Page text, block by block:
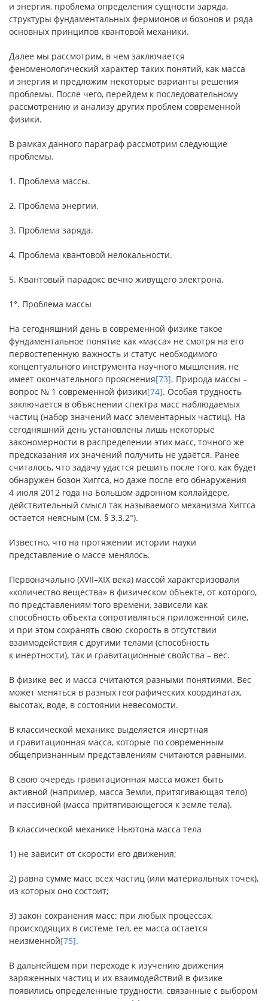
и энергия, проблема определения сущности заряда,
структуры фундаментальных фермионов и бозонов и ряда
основных принципов квантовой механики.
Далее мы рассмотрим, в чем заключается
феноменологический характер таких понятий, как масса
и энергия и предложим некоторые варианты решения
проблемы. После чего, перейдем к последовательному
рассмотрению и анализу других проблем современной
физики.
В рамках данного параграф рассмотрим следующие
проблемы.
1. Проблема массы.
2. Проблема энергии.
3. Проблема заряда.
4. Проблема квантовой нелокальности.
5. Квантовый парадокс вечно живущего электрона.
1°. Проблема массы
На сегодняшний день в современной физике такое
фундаментальное понятие как «масса» не смотря на его
первостепенную важность и статус необходимого
концептуального инструмента научного мышления, не
имеет окончательного прояснения[73]. Природа массы –
вопрос № 1 современной физики[74]. Особая трудность
заключается в объяснении спектра масс наблюдаемых
частиц (набор значений масс элементарных частиц). На
сегодняшний день установлены лишь некоторые
закономерности в распределении этих масс, точного же
предсказания их значений получить не удаётся. Ранее
считалось, что задачу удастся решить после того, как будет
обнаружен бозон Хиггса, но даже после его обнаружения
4 июля 2012 года на Большом адронном коллайдере,
действительный смысл так называемого механизма Хиггса
остается неясным (см. § 3.3.2°).
Известно, что на протяжении истории науки
представление о массе менялось.
Первоначально (XVII–XIX века) массой характеризовали
«количество вещества» в физическом объекте, от которого,
по представлениям того времени, зависели как
способность объекта сопротивляться приложенной силе,
и при этом сохранять свою скорость в отсутствии
взаимодействия с другими телами (способность
к инертности), так и гравитационные свойства – вес.
В физике вес и масса считаются разными понятиями. Вес
может меняться в разных географических координатах,
высотах, воде, в состоянии невесомости.
В классической механике выделяется инертная
и гравитационная масса, которые по современным
общепризнанным представлениям считаются равными.
В свою очередь гравитационная масса может быть
активной (например, масса Земли, притягивающая тело)
и пассивной (масса притягивающегося к земле тела).
В классической механике Ньютона масса тела
1) не зависит от скорости его движения;
2) равна сумме масс всех частиц (или материальных точек),
из которых оно состоит;
3) закон сохранения масс: при любых процессах,
происходящих в системе тел, ее масса остается
неизменной[75].
В дальнейшем при переходе к изучению движения
заряженных частиц и их взаимодействий в физике
появились определенные трудности, связанные с выбором